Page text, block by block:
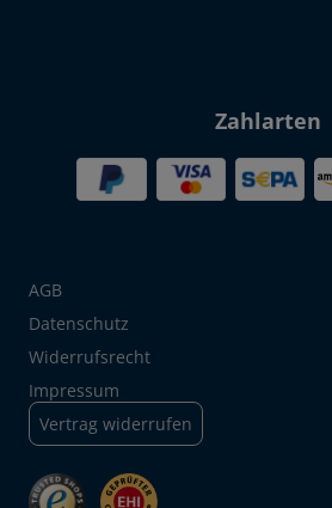
Zahlarten
AGB
Datenschutz
Widerrufsrecht
Impressum
Vertrag widerrufen